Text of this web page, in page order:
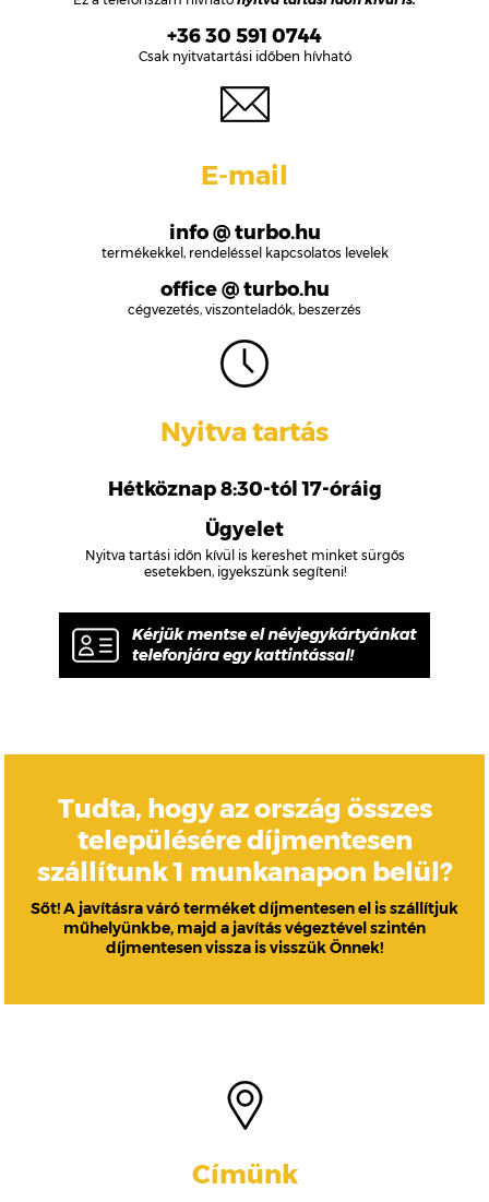
+36 30 591 0744
Csak nyitvatartási időben hívható
E-mail
info @ turbo.hu
termékekkel, rendeléssel kapcsolatos levelek
office @ turbo.hu
cégvezetés, viszonteladók, beszerzés
Nyitva tartás
Hétköznap 8:30-tól 17-óráig
Ügyelet
Nyitva tartási időn kívül is kereshet minket sürgős
esetekben, igyekszünk segíteni!
Tudta, hogy az ország összes
településére díjmentesen
szállítunk 1 munkanapon belül?
Sőt! A javításra váró terméket díjmentesen el is szállítjuk
műhelyünkbe, majd a javítás végeztével szintén
díjmentesen vissza is visszük Önnek!
Címünk